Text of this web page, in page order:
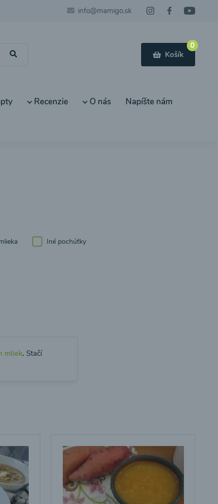
info@mamigo.sk
0
Košík
Recenzie O nás Napíšte nám
Iné pochúťky
mliek. Stačí